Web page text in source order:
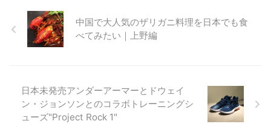
中国で大人気のザリガニ料理を日本でも食
べてみたい｜上野編
日本未発売アンダーアーマーとドウェイ
ン・ジョンソンとのコラボトレーニングシ
ューズ"Project Rock 1"